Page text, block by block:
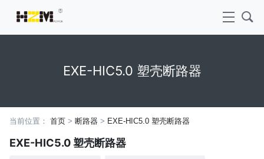
EXE-HIC5.0 塑壳断路器
当前位置： 首页> 断路器 > EXE-HIC5.0 塑壳断路器
EXE-HIC5.0 塑壳断路器